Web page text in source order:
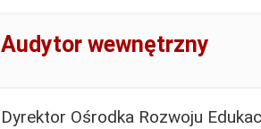
Audytor wewnętrzny
Dyrektor Ośrodka Rozwoju